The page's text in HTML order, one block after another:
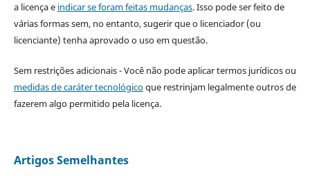
a licença e indicar se foram feitas mudanças. Isso pode ser feito de
várias formas sem, no entanto, sugerir que o licenciador (ou
licenciante) tenha aprovado o uso em questão.
Sem restrições adicionais - Você não pode aplicar termos jurídicos ou
medidas de caráter tecnológicoque restrinjam legalmente outros de
fazerem algo permitido pela licença.
Artigos Semelhantes